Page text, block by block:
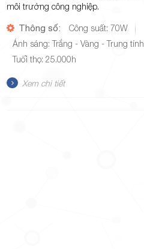
môi trường công nghiệp.
Thông số:
Công suất: 70W
Ánh sáng: Trắng - Vàng - Trung tính
Tuổi thọ: 25.000h
Xem chi tiết